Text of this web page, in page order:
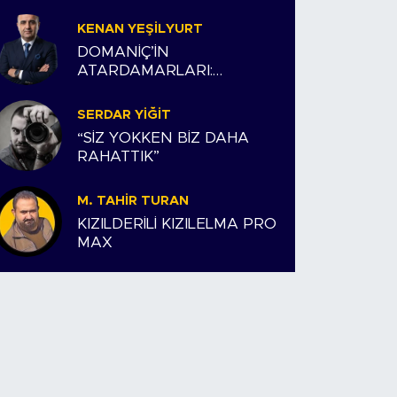
KENAN YEŞILYURT
DOMANİÇ’İN
ATARDAMARLARI:
HİKAYEMİZ
SERDAR YIĞIT
“SİZ YOKKEN BİZ DAHA
RAHATTIK”
M. TAHIR TURAN
KIZILDERİLİ KIZILELMA PRO
MAX